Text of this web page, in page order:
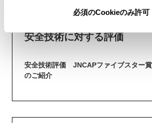
必須のCookieのみ許可
安全技術に対する評価
安全技術評価 JNCAPファイブスター
のご紹介